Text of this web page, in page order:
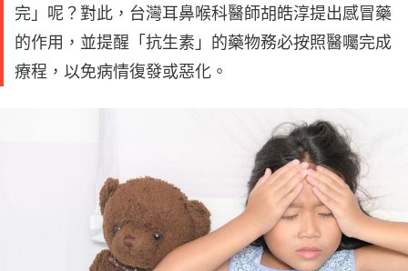
完」呢？對此，台灣耳鼻喉科醫師胡皓淳提出感冒藥
的作用，並提醒「抗生素」的藥物務必按照醫囑完成
療程，以免病情復發或惡化。